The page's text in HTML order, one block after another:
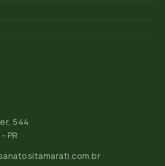
544
PR